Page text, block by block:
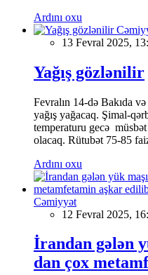
Ardını oxu
13 Fevral 2025,
Yağış gözlənilir
Fevralın 14-də Bakıda
yağış yağacaq. Şimal-
temperaturu gecə
olacaq. Rütubət 75-85
Ardını oxu
Cəmiyyət
12 Fevral 2025,
İrandan gələn
dan çox